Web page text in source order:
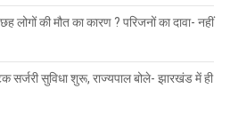
लोगों की मौत का कारण ? परिजनों का दावा- नहीं
सर्जरी सुविधा शुरू, राज्यपाल बोले- झारखंड में ही